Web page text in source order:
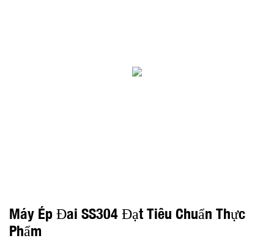
Máy Ép Đai SS304 Đạt Tiêu Chuẩn Thực
Phẩm